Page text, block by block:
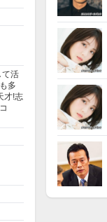
て活
多
才!志